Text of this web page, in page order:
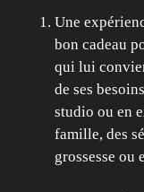
Une
bon cadeau
qui lui
de ses
studio ou en
famille, des
grossesse ou